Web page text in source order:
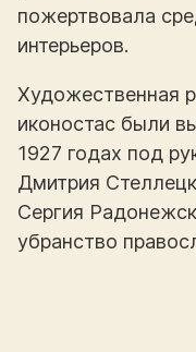
пожертвовала
интерьеров.
Художественная
иконостас были
1927 годах под
Дмитрия
Сергия
убранство